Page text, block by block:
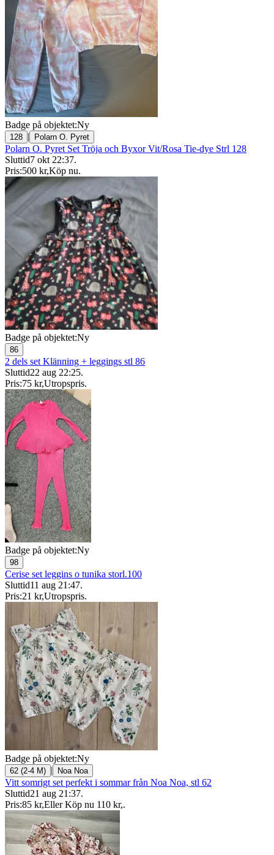
Badge på objektet:Ny
128 | Polarn O. Pyret
Polarn O. Pyret Set Tröja och Byxor Vit/Rosa Tie-dye Strl 128
Sluttid7 okt 22:37.
Pris:500 kr,Köp nu.
Badge på objektet:Ny
86
2 dels set Klänning + leggings stl 86
Sluttid22 aug 22:25.
Pris:75 kr,Utropspris.
Badge på objektet:Ny
98
Cerise set leggins o tunika storl.100
Sluttid11 aug 21:47.
Pris:21 kr,Utropspris.
Badge på objektet:Ny
62 (2-4 M) | Noa Noa
Vitt somrigt set perfekt i sommar från Noa Noa, stl 62
Sluttid21 aug 21:37.
Pris:85 kr,Eller Köp nu 110 kr,.